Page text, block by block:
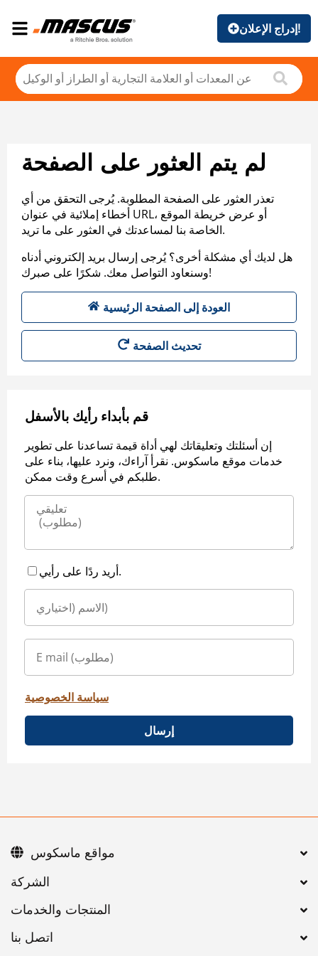
إدراج الإعلان!
لم يتم العثور على الصفحة
تعذر العثور على الصفحة المطلوبة. يُرجى التحقق من أي
أخطاء إملائية في عنوان URL، أو عرض خريطة الموقع
الخاصة بنا لمساعدتك في العثور على ما تريد.
هل لديك أي مشكلة أخرى؟ يُرجى إرسال بريد إلكتروني أدناه
وسنعاود التواصل معك. شكرًا على صبرك!
العودة إلى الصفحة الرئيسية
تحديث الصفحة
قم بأبداء رأيك بالأسفل
إن أسئلتك وتعليقاتك لهي أداة قيمة تساعدنا على تطوير
خدمات موقع ماسكوس. نقرأ آراءك، ونرد عليها، بناء على
طلبكم في أسرع وقت ممكن.
أريد ردًا على رأيي.
سياسة الخصوصية
إرسال
اتصل بنا
مواقع ماسكوس